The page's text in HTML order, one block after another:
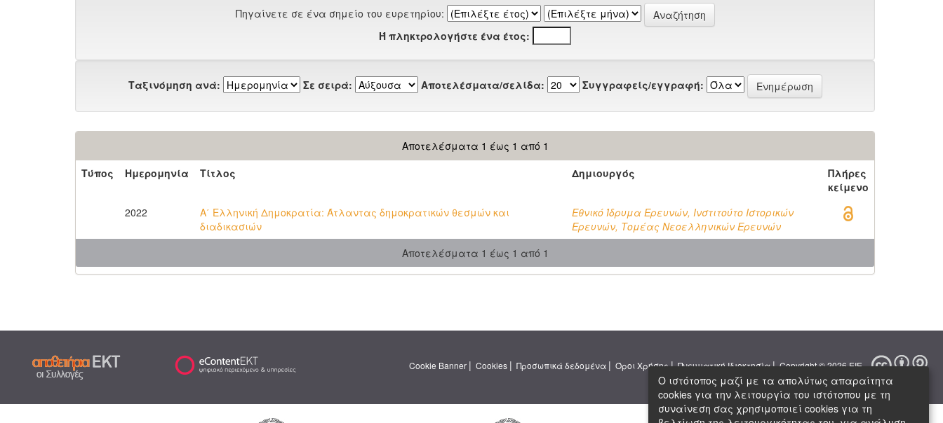
Πηγαίνετε σε ένα σημείο του ευρετηρίου:
Ή πληκτρολογήστε ένα έτος:
Ταξινόμηση ανά: Σε σειρά: Αποτελέσματα/σελίδα: Συγγραφείς/εγγραφή:
Αποτελέσματα 1 έως 1 από 1
Τύπος
Ημερομηνία Τίτλος Δημιουργός
Πλήρες
κείμενο
2022
Α΄ Ελληνική Δημοκρατία: Άτλαντας δημοκρατικών θεσμών και
διαδικασιών
Εθνικό Ίδρυμα Ερευνών, Ινστιτούτο Ιστορικών
Ερευνών, Τομέας Νεοελληνικών Ερευνών
Αποτελέσματα 1 έως 1 από 1
Cookie Banner | Cookies | Προσωπικά δεδομένα | Όροι Χρήσης| Πνευματική Ιδιοκτησία| Copyright © 2026 ΕΙΕ
Ο ιστότοπος μαζί με τα απολύτως απαραίτητα
cookies για την λειτουργία του ιστότοπου με τη
συναίνεση σας χρησιμοποιεί cookies για τη